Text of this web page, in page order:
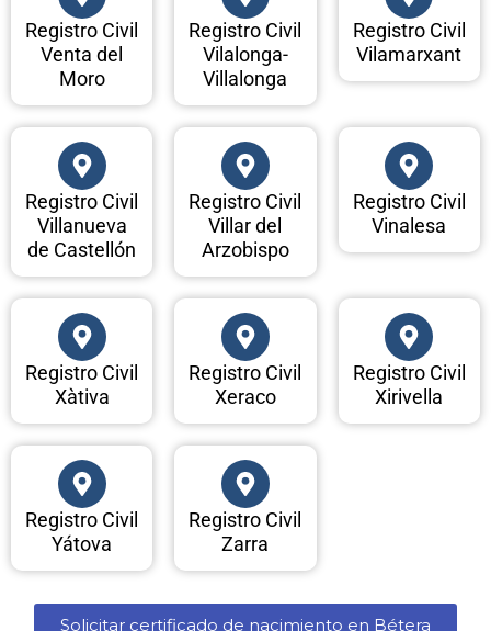
Registro Civil
Venta del
Moro
Registro Civil
Vilalonga-
Villalonga
Registro Civil
Vilamarxant
Registro Civil
Villanueva
de Castellón
Registro Civil
Villar del
Arzobispo
Registro Civil
Vinalesa
Registro Civil
Xàtiva
Registro Civil
Xeraco
Registro Civil
Xirivella
Registro Civil
Yátova
Registro Civil
Zarra
Solicitar certificado de nacimiento en Bétera​